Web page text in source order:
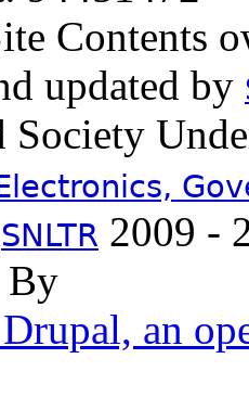
Contents
updated by
Society
SNLTR 2009 -
By